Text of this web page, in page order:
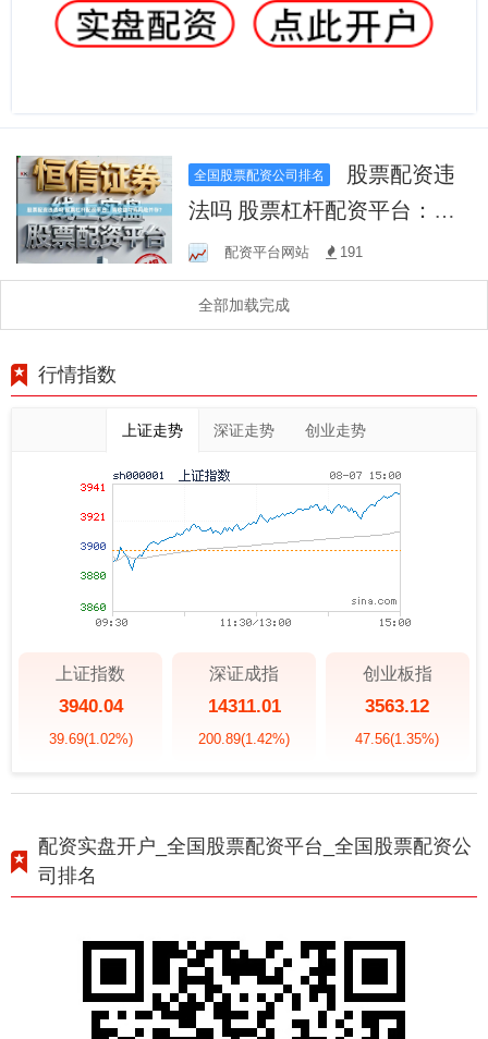
全国股票配资公司排名
法吗 股票杠杆配资平台：高
收益与高风险并存？
配资平台网站 191
全部加载完成
行情指数
上证走势 深证走势 创业走势
上证指数
3940.04
39.69(1.02%)
深证成指
14311.01
200.89(1.42%)
创业板指
3563.12
47.56(1.35%)
配资实盘开户_全国股票配资平台_全国股票配资公
司排名